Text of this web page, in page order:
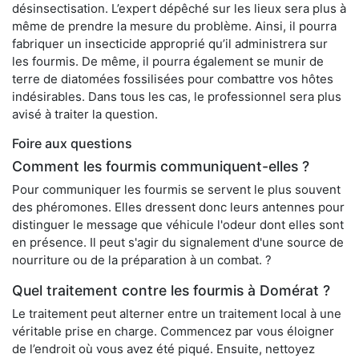
désinsectisation. L’expert dépêché sur les lieux sera plus à
même de prendre la mesure du problème. Ainsi, il pourra
fabriquer un insecticide approprié qu’il administrera sur
les fourmis. De même, il pourra également se munir de
terre de diatomées fossilisées pour combattre vos hôtes
indésirables. Dans tous les cas, le professionnel sera plus
avisé à traiter la question.
Foire aux questions
Comment les fourmis communiquent-elles ?
Pour communiquer les fourmis se servent le plus souvent
des phéromones. Elles dressent donc leurs antennes pour
distinguer le message que véhicule l'odeur dont elles sont
en présence. Il peut s'agir du signalement d'une source de
nourriture ou de la préparation à un combat. ?
Quel traitement contre les fourmis à Domérat ?
Le traitement peut alterner entre un traitement local à une
véritable prise en charge. Commencez par vous éloigner
de l’endroit où vous avez été piqué. Ensuite, nettoyez